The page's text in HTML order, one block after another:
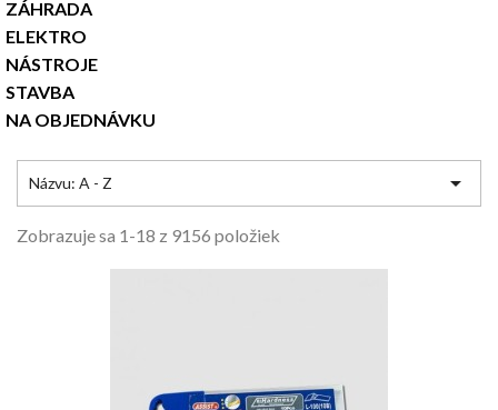
ZÁHRADA
ELEKTRO
NÁSTROJE
STAVBA
NA OBJEDNÁVKU
Názvu: A - Z 
Zobrazuje sa 1-18 z 9156 položiek